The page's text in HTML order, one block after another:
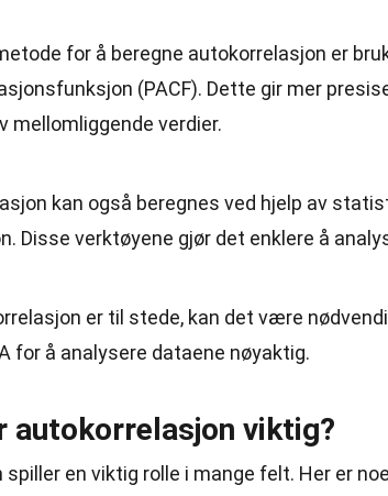
for å beregne autokorrelasjon er
(PACF). Dette gir mer
mellomliggende verdier.
kan også beregnes ved hjelp av
Disse verktøyene gjør det enklere å
er til stede, kan det være
for å analysere dataene nøyaktig.
autokorrelasjon viktig?
en viktig rolle i mange felt. Her er